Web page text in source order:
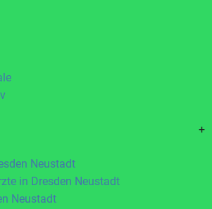
+
Neustadt
in Dresden Neustadt
Neustadt